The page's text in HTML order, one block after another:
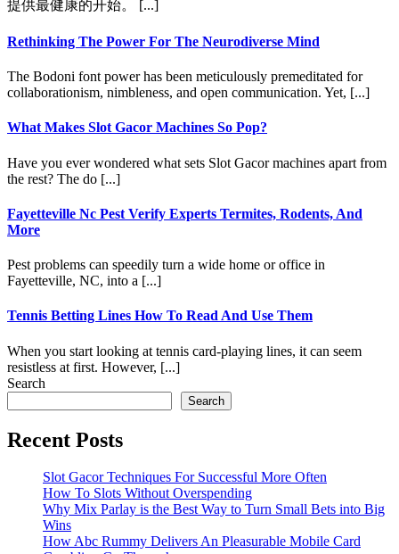
提供最健康的开始。 [...]
Rethinking The Power For The Neurodiverse Mind
The Bodoni font power has been meticulously premeditated for
collaborationism, nimbleness, and open communication. Yet, [...]
What Makes Slot Gacor Machines So Pop?
Have you ever wondered what sets Slot Gacor machines apart from
the rest? The do [...]
Fayetteville Nc Pest Verify Experts Termites, Rodents, And
More
Pest problems can speedily turn a wide home or office in
Fayetteville, NC, into a [...]
Tennis Betting Lines How To Read And Use Them
When you start looking at tennis card-playing lines, it can seem
resistless at first. However, [...]
Search
Search
Recent Posts
Slot Gacor Techniques For Successful More Often
How To Slots Without Overspending
Why Mix Parlay is the Best Way to Turn Small Bets into Big
Wins
How Abc Rummy Delivers An Pleasurable Mobile Card